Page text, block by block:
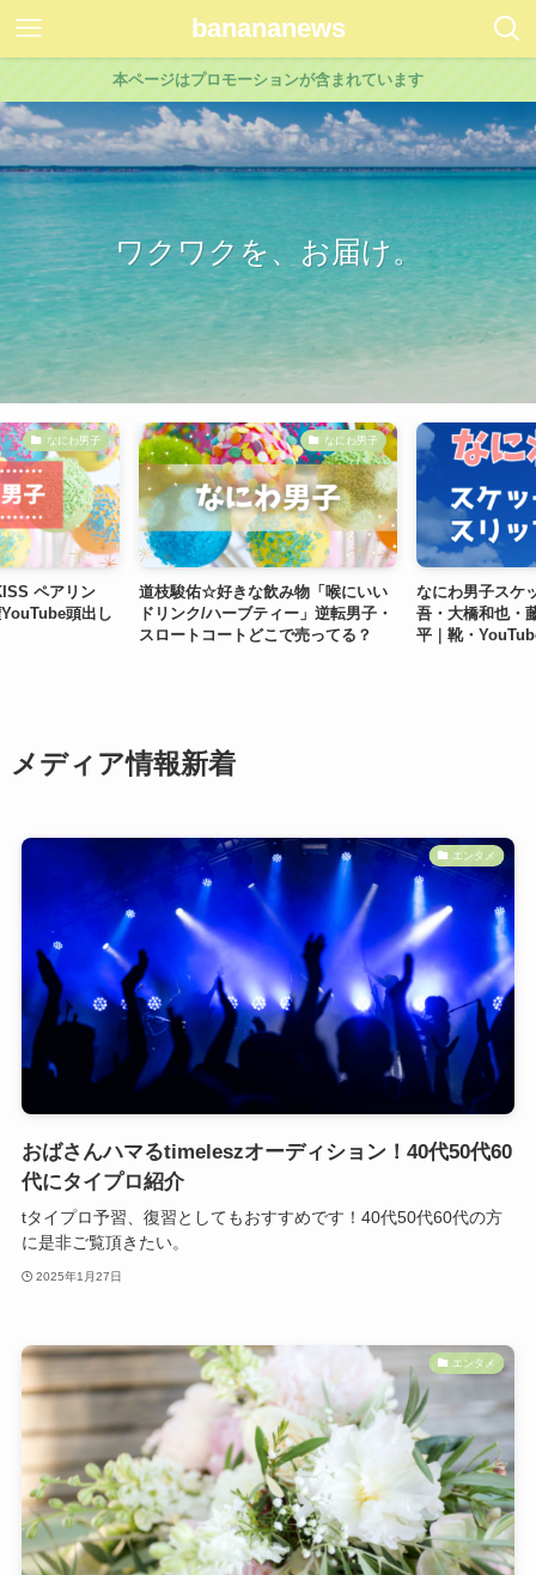
banananews
本ページはプロモーションが含まれています
ワクワクを、お届け。
なにわ男子
ペアリン
頭出し
なにわ男子
道枝駿佑☆好きな飲み物「喉にいい
ドリンク/ハーブティー」逆転男子・
スロートコートどこで売ってる？
なにわ男子スケ
吾・大橋和也・
平｜靴・
メディア情報新着
エンタメ
おばさんハマるtimeleszオーディション！40代50代60
代にタイプロ紹介
tタイプロ予習、復習としてもおすすめです！40代50代60代の方
に是非ご覧頂きたい。
2025年1月27日
エンタメ